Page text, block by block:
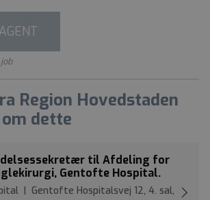
Region Hovedstaden
dette
til Afdeling for
Gentofte Hospital.
| Gentofte Hospitalsvej 12, 4. sal,